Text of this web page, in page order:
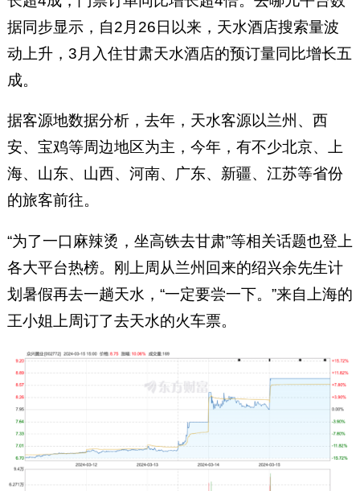
据同步显示，自2月26日以来，天水酒店搜索量波
动上升，3月入住甘肃天水酒店的预订量同比增长五
成。
据客源地数据分析，去年，天水客源以兰州、西
安、宝鸡等周边地区为主，今年，有不少北京、上
海、山东、山西、河南、广东、新疆、江苏等省份
的旅客前往。
“为了一口麻辣烫，坐高铁去甘肃”等相关话题也登上
各大平台热榜。刚上周从兰州回来的绍兴余先生计
划暑假再去一趟天水，“一定要尝一下。”来自上海的
王小姐上周订了去天水的火车票。